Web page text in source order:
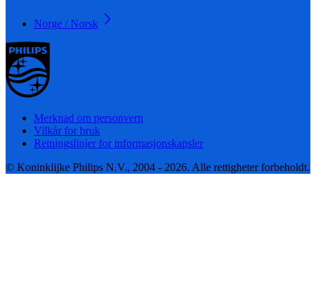
Norge / Norsk
Merknad om personvern
Vilkår for bruk
Retningslinjer for informasjonskapsler
© Koninklijke Philips N.V., 2004 - 2026. Alle rettigheter forbeholdt.